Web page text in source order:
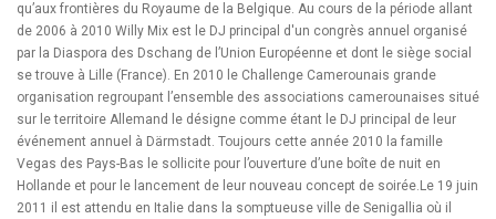
qu’aux frontières du Royaume de la Belgique. Au cours de la période allant
de 2006 à 2010 Willy Mix est le DJ principal d'un congrès annuel organisé
par la Diaspora des Dschang de l’Union Européenne et dont le siège social
se trouve à Lille (France). En 2010 le Challenge Camerounais grande
organisation regroupant l’ensemble des associations camerounaises situé
sur le territoire Allemand le désigne comme étant le DJ principal de leur
événement annuel à Därmstadt. Toujours cette année 2010 la famille
Vegas des Pays-Bas le sollicite pour l’ouverture d’une boîte de nuit en
Hollande et pour le lancement de leur nouveau concept de soirée.Le 19 juin
2011 il est attendu en Italie dans la somptueuse ville de Senigallia où il